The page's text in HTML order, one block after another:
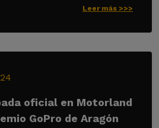
Leer más >>>
oficial en Motorland
GoPro de Aragón